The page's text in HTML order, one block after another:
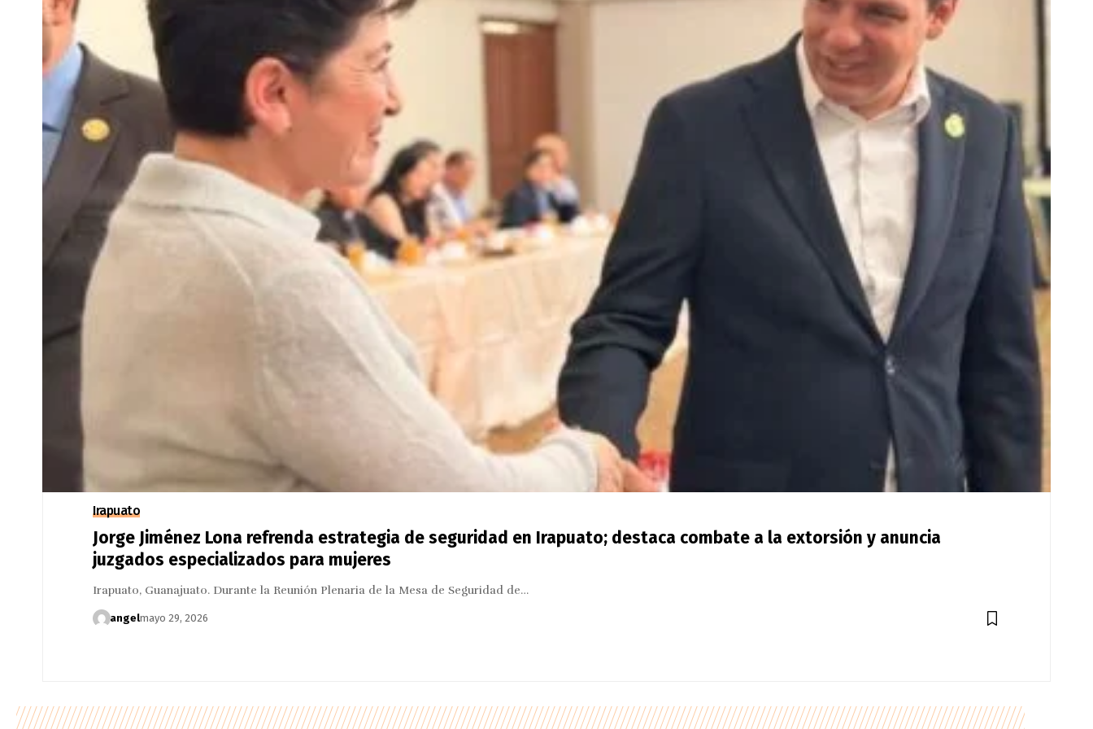
Irapuato
Jorge Jiménez Lona refrenda estrategia de seguridad en Irapuato; destaca combate a la extorsión y anuncia
juzgados especializados para mujeres
Irapuato, Guanajuato. Durante la Reunión Plenaria de la Mesa de Seguridad de…
angelmayo 29, 2026